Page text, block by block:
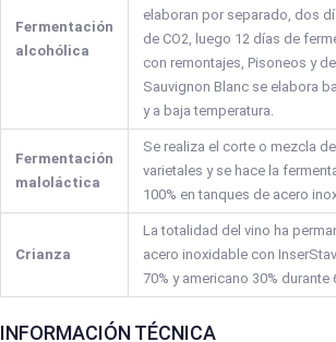
Fermentación
alcohólica
elaboran por separado, dos
de CO2, luego 12 días de
con remontajes, Pisoneos y
Sauvignon Blanc se elabora
y a baja temperatura.
Fermentación
maloláctica
Se realiza el corte o mezcla
varietales y se hace la
100% en tanques de acero
Crianza
La totalidad del vino ha
acero inoxidable con
70% y americano 30% durante
INFORMACIÓN TÉCNICA